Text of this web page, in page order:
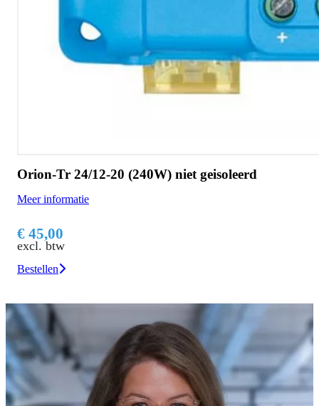
Orion-Tr 24/12-20 (240W) niet geisoleerd
Meer informatie
€ 45,00
excl. btw
Bestellen